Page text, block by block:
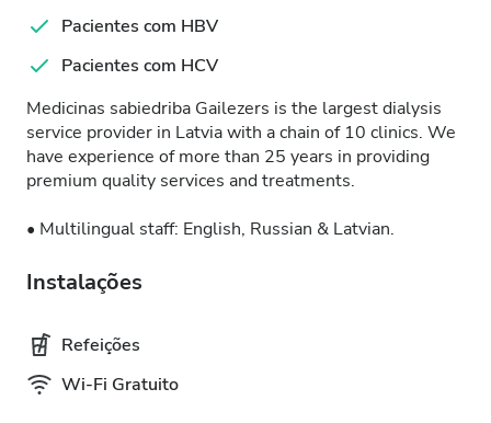
Pacientes com HBV
Pacientes com HCV
Medicinas sabiedriba Gailezers is the largest dialysis
service provider in Latvia with a chain of 10 clinics. We
have experience of more than 25 years in providing
premium quality services and treatments.
• Multilingual staff: English, Russian & Latvian.
Instalações
Refeições
Wi-Fi Gratuito